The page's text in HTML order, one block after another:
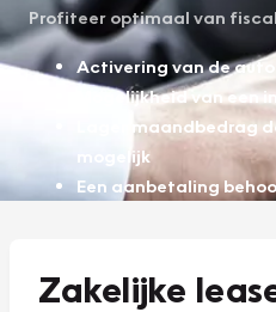
Profiteer optimaal van
Activering van de auto
Mogelijkheid van een
Lager maandbedrag
mogelijk
Een aanbetaling
Zakelijke